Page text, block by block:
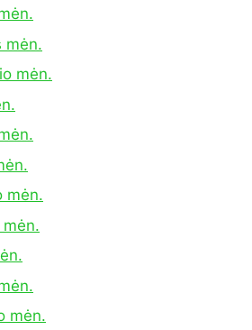
mėn.
mėn.
mėn.
mėn.